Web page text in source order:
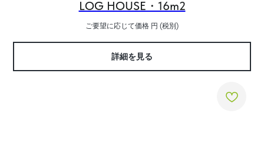
LOG HOUSE・16m2
ご要望に応じて価格 円 (税別)
詳細を見る